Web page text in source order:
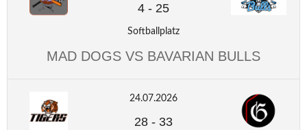
4 - 25
Softballplatz
MAD DOGS VS BAVARIAN BULLS
24.07.2026
28 - 33